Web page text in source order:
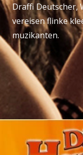
Draffi Deutscher,
vereisen flinke
muzikanten.